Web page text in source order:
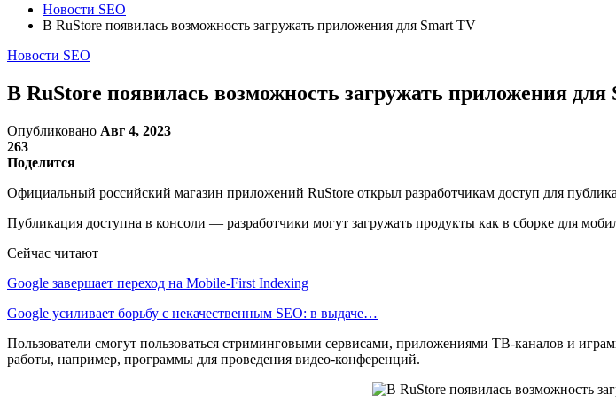
Новости SEO
В RuStore появилась возможность загружать приложения для Smart TV
Новости SEO
В RuStore появилась возможность загружать приложения
Опубликовано Авг 4, 2023
263
Поделится
Официальный российский магазин приложений RuStore открыл разработчикам доступ для
Публикация доступна в консоли — разработчики могут загружать продукты как в сборке для
Сейчас читают
Google завершает переход на Mobile-First Indexing
Google усиливает борьбу с некачественным SEO: в выдаче…
Пользователи смогут пользоваться стриминговыми сервисами, приложениями ТВ-каналов и
работы, например, программы для проведения видео-конференций.